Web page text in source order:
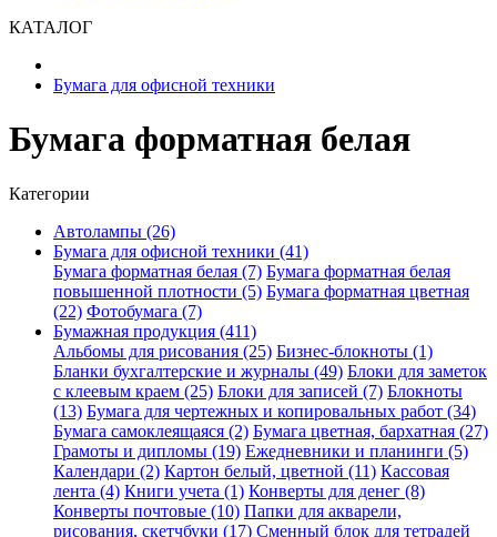
КАТАЛОГ
Бумага для офисной техники
Бумага форматная белая
Категории
Автолампы (26)
Бумага для офисной техники (41)
Бумага форматная белая (7) Бумага форматная белая
повышенной плотности (5) Бумага форматная цветная
(22) Фотобумага (7)
Бумажная продукция (411)
Альбомы для рисования (25) Бизнес-блокноты (1)
Бланки бухгалтерские и журналы (49) Блоки для заметок
с клеевым краем (25) Блоки для записей (7) Блокноты
(13) Бумага для чертежных и копировальных работ (34)
Бумага самоклеящаяся (2) Бумага цветная, бархатная (27)
Грамоты и дипломы (19) Ежедневники и планинги (5)
Календари (2) Картон белый, цветной (11) Кассовая
лента (4) Книги учета (1) Конверты для денег (8)
Конверты почтовые (10) Папки для акварели,
рисования, скетчбуки (17) Сменный блок для тетрадей